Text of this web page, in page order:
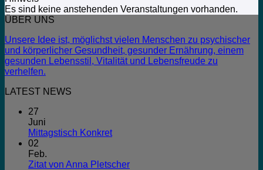
Es sind keine anstehenden Veranstaltungen vorhanden.
ÜBER UNS
Unsere Idee ist, möglichst vielen Menschen zu psychischer
und körperlicher Gesundheit, gesunder Ernährung, einem
gesunden Lebensstil, Vitalität und Lebensfreude zu
verhelfen.
LATEST NEWS
27
Juni
Mittagstisch Konkret
02
Feb.
Zitat von Anna Pletscher